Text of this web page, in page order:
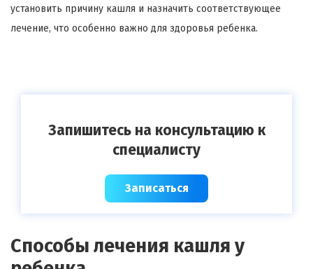
установить причину кашля и назначить соответствующее
лечение, что особенно важно для здоровья ребенка.
Запишитесь на консультацию к
специалисту
Записаться
Способы лечения кашля у